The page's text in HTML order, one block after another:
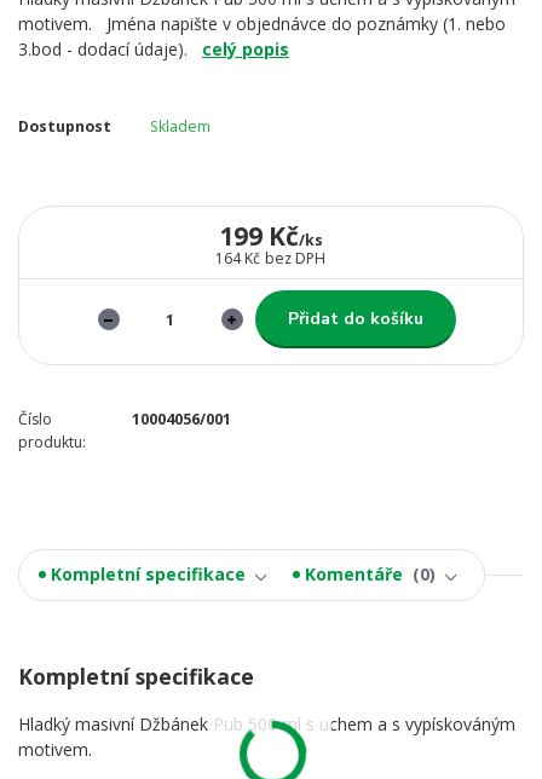
motivem. Jména napište v objednávce do poznámky (1. nebo
3.bod - dodací údaje). celý popis
Dostupnost Skladem
199 Kč/ks
164 Kč bez DPH
Přidat do košíku
Číslo
produktu:
10004056/001
Kompletní specifikace Komentáře 0
Kompletní specifikace
Hladký masivní Džbánek Pub 500 ml s uchem a s vypískováným
motivem.